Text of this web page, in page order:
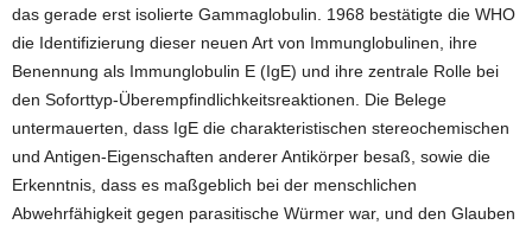
das gerade erst isolierte Gammaglobulin. 1968 bestätigte die WHO
die Identifizierung dieser neuen Art von Immunglobulinen, ihre
Benennung als Immunglobulin E (IgE) und ihre zentrale Rolle bei
den Soforttyp-Überempfindlichkeitsreaktionen. Die Belege
untermauerten, dass IgE die charakteristischen stereochemischen
und Antigen-Eigenschaften anderer Antikörper besaß, sowie die
Erkenntnis, dass es maßgeblich bei der menschlichen
Abwehrfähigkeit gegen parasitische Würmer war, und den Glauben